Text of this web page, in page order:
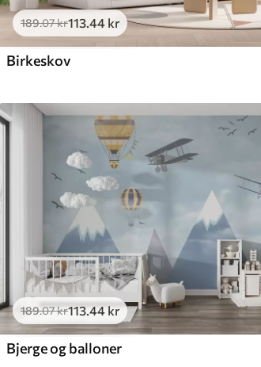
189.07kr113.44 kr
Birkeskov
189.07kr113.44kr
Bjerge og balloner